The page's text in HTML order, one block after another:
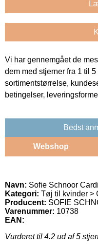
Vi har gennemgået de
dem med stjerner fra 1 til
sortimentstørrelse,
betingelser,
Bedst
Webshop
Navn: Sofie Schnoor
Kategori: Tøj til kvinder >
Producent: SOFIE
Varenummer: 10738
EAN:
Vurderet til 4.2 ud af 5